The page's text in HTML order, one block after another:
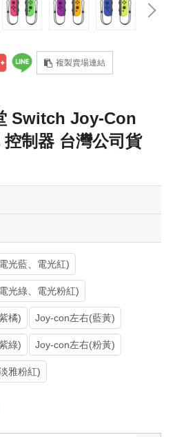
複製賣場連結
Switch Joy-Con
制器 台灣公司貨
光藍、電光紅)
光綠、電光粉紅)
橘) Joy-con左右(藍黃)
綠) Joy-con左右(粉黃)
雅粉紅)